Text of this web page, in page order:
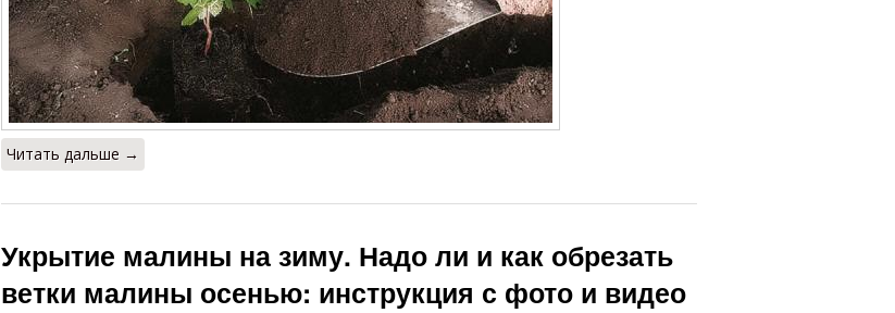
Читать дальше →
Укрытие малины на зиму. Надо ли и как обрезать
ветки малины осенью: инструкция с фото и видео